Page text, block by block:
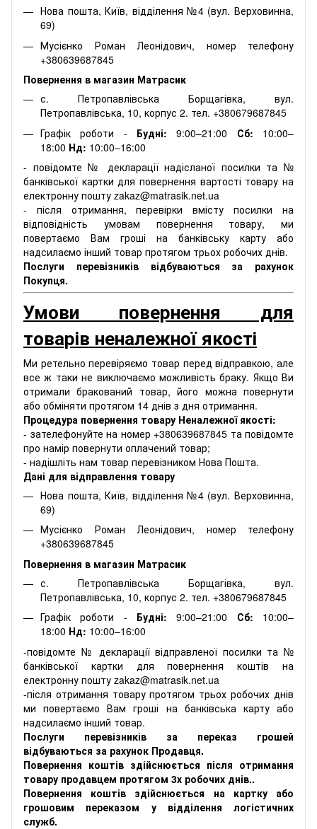
Нова пошта, Київ, відділення №4 (вул. Верховинна,
69)
Мусієнко Роман Леонідович, номер телефону
+380639687845
Повернення в магазин Матрасик
с. Петропавлівська Борщагівка, вул.
Петропавлівська, 10, корпус 2. тел. +380679687845
Графік роботи - Будні: 9:00–21:00 Сб: 10:00–
18:00 Нд: 10:00–16:00
- повідомте № декларації надісланої посилки та №
банківської картки для повернення вартості товару на
електронну пошту zakaz@matrasik.net.ua
- після отримання, перевірки вмісту посилки на
відповідність умовам повернення товару, ми
повертаємо Вам гроші на банківську карту або
надсилаємо інший товар протягом трьох робочих днів.
Послуги перевізників відбуваються за рахунок
Покупця.
Умови повернення для
товарів неналежної якості
Ми ретельно перевіряємо товар перед відправкою, але
все ж таки не виключаємо можливість браку. Якщо Ви
отримали бракований товар, його можна повернути
або обміняти протягом 14 днів з дня отримання.
Процедура повернення товару Неналежної якості:
- зателефонуйте на номер +380639687845 та повідомте
про намір повернути оплачений товар;
- надішліть нам товар перевізником Нова Пошта.
Дані для відправлення товару
Нова пошта, Київ, відділення №4 (вул. Верховинна,
69)
Мусієнко Роман Леонідович, номер телефону
+380639687845
Повернення в магазин Матрасик
с. Петропавлівська Борщагівка, вул.
Петропавлівська, 10, корпус 2. тел. +380679687845
Графік роботи - Будні: 9:00–21:00 Сб: 10:00–
18:00 Нд: 10:00–16:00
-повідомте № декларації відправленої посилки та №
банківської картки для повернення коштів на
електронну пошту zakaz@matrasik.net.ua
-після отримання товару протягом трьох робочих днів
ми повертаємо Вам гроші на банківська карту або
надсилаємо інший товар.
Послуги перевізників за переказ грошей
відбуваються за рахунок Продавця.
Повернення коштів здійснюється після отримання
товару продавцем протягом 3х робочих днів..
Повернення коштів здійснюється на картку або
грошовим переказом у відділення логістичних
служб.